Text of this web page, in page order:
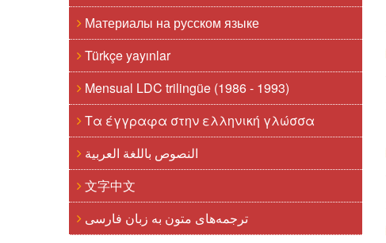
Материалы на русском языке
Türkçe yayınlar
Mensual LDC trilingüe (1986 - 1993)
Τα έγγραφα στην ελληνική γλώσσα
النصوص باللغة العربية
文字中文
ترجمه‌های متون به زبان فارسی